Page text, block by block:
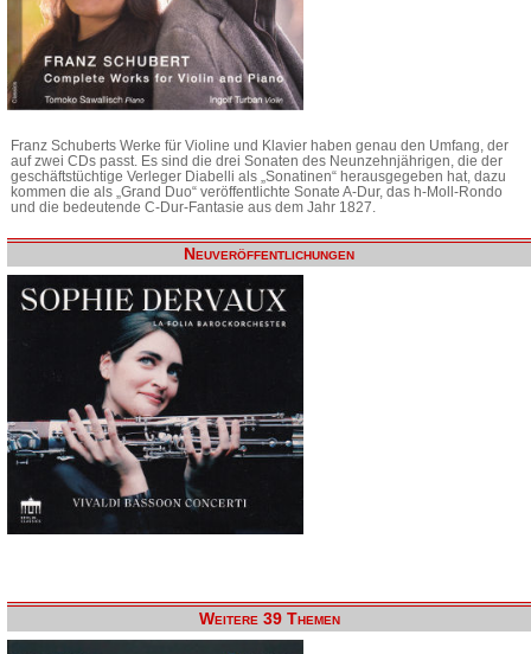
Franz Schuberts Werke für Violine und Klavier haben genau den Umfang, der
auf zwei CDs passt. Es sind die drei Sonaten des Neunzehnjährigen, die der
geschäftstüchtige Verleger Diabelli als „Sonatinen“ herausgegeben hat, dazu
kommen die als „Grand Duo“ veröffentlichte Sonate A-Dur, das h-Moll-Rondo
und die bedeutende C-Dur-Fantasie aus dem Jahr 1827.
Neuveröffentlichungen
Weitere 39 Themen